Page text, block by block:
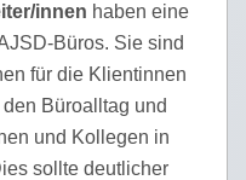
innen haben eine
Büros. Sie sind
für die Klientinnen
Büroalltag und
und Kollegen in
sollte deutlicher